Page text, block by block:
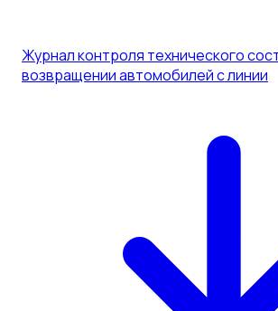
Журнал контроля технического
возвращении автомобилей с линии